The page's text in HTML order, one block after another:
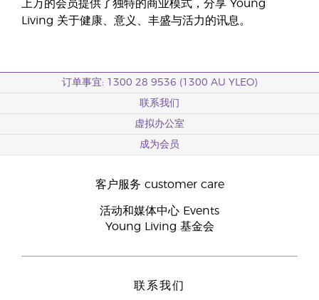
上万的会员提供了独特的商业模式，分享 Young
Living 关于健康、意义、丰盛与活力的讯息。
订单事宜: 1300 28 9536 (1300 AU YLEO)
联系我们
虚拟办公室
成为会员
客户服务 customer care
活动和媒体中心 Events
Young Living 基金会
联系我们